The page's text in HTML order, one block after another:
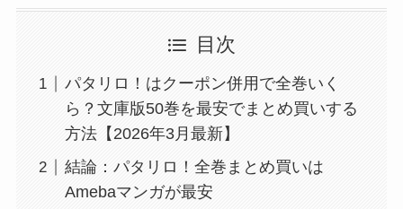
目次
パタリロ！はクーポン併用で全巻いく
ら？文庫版50巻を最安でまとめ買いする
方法【2026年3月最新】
結論：パタリロ！全巻まとめ買いは
Amebaマンガが最安